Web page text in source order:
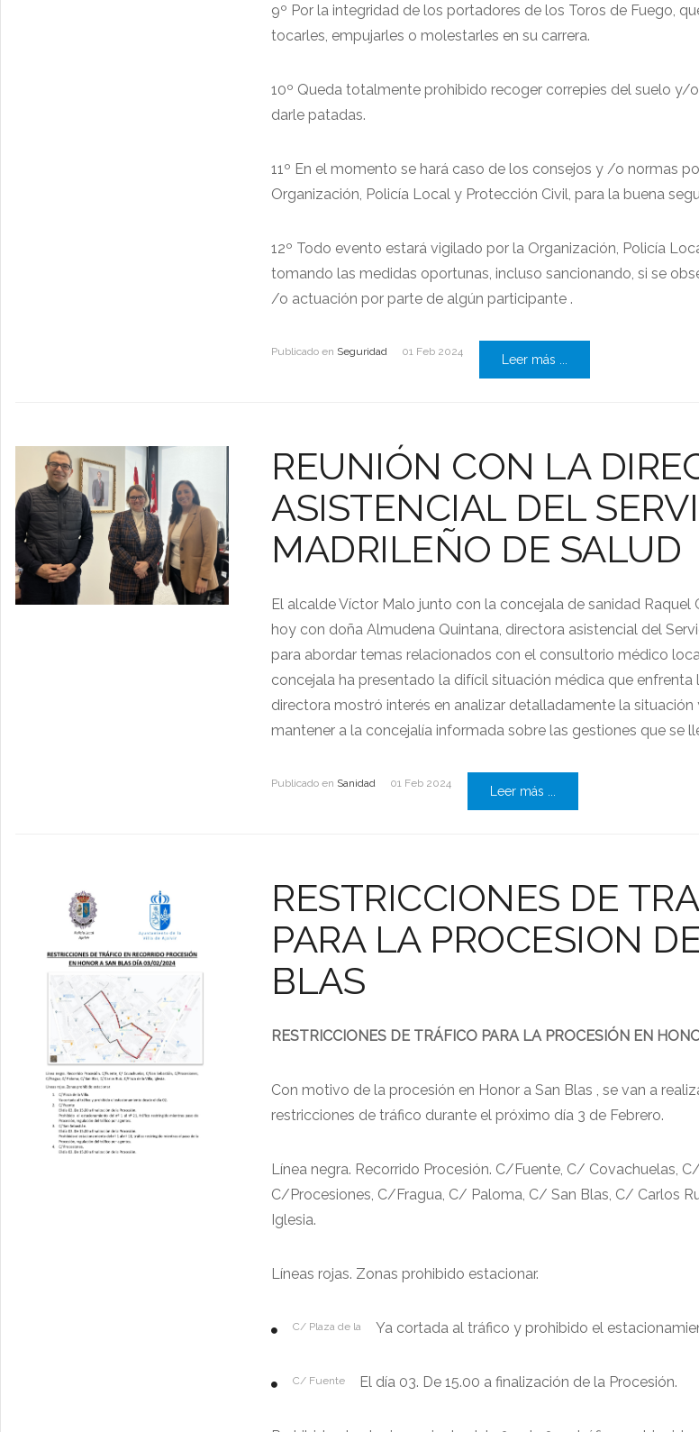
9º Por la integridad de los portadores de los Toros de Fuego,
tocarles, empujarles o molestarles en su carrera.
10º Queda totalmente prohibido recoger correpies del suelo y/
darle patadas.
11º En el momento se hará caso de los consejos y /o normas
Organización, Policía Local y Protección Civil, para la buena
12º Todo evento estará vigilado por la Organización, Policía
tomando las medidas oportunas, incluso sancionando, si se
/o actuación por parte de algún participante .
Publicado en Seguridad 01 Feb 2024
Leer más ...
REUNIÓN CON LA
ASISTENCIAL DEL
MADRILEÑO DE SALUD
El alcalde Víctor Malo junto con la concejala de sanidad Raquel
hoy con doña Almudena Quintana, directora asistencial del
para abordar temas relacionados con el consultorio médico
concejala ha presentado la difícil situación médica que enfrenta
directora mostró interés en analizar detalladamente la
mantener a la concejalía informada sobre las gestiones que se
Publicado en Sanidad 01 Feb 2024
Leer más ...
RESTRICCIONES DE
PARA LA PROCESION
BLAS
RESTRICCIONES DE TRÁFICO PARA LA PROCESIÓN EN
Con motivo de la procesión en Honor a San Blas , se van a
restricciones de tráfico durante el próximo día 3 de Febrero.
Línea negra. Recorrido Procesión. C/Fuente, C/ Covachuelas,
C/Procesiones, C/Fragua, C/ Paloma, C/ San Blas, C/ Carlos
Iglesia.
Líneas rojas. Zonas prohibido estacionar.
C/ Plaza de la Ya cortada al tráfico y prohibido el
C/ Fuente El día 03. De 15.00 a finalización de la Procesión.